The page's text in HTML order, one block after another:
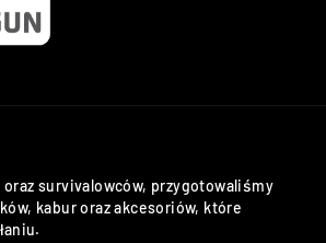
survivalowców, przygotowaliśmy
kabur oraz akcesoriów, które